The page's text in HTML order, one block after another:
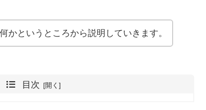
かというところから説明していきます。
目次